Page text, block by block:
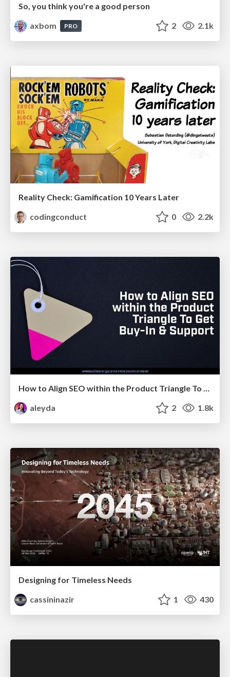
So, you think you're a good person
axbom
PRO 2 2.1k
Reality Check: Gamification 10 Years Later
codingconduct
0 2.2k
How to Align SEO within the Product Triangle To Get Buy-In & Support - #RIMC
aleyda
2 1.8k
Designing for Timeless Needs
cassininazir
1 430